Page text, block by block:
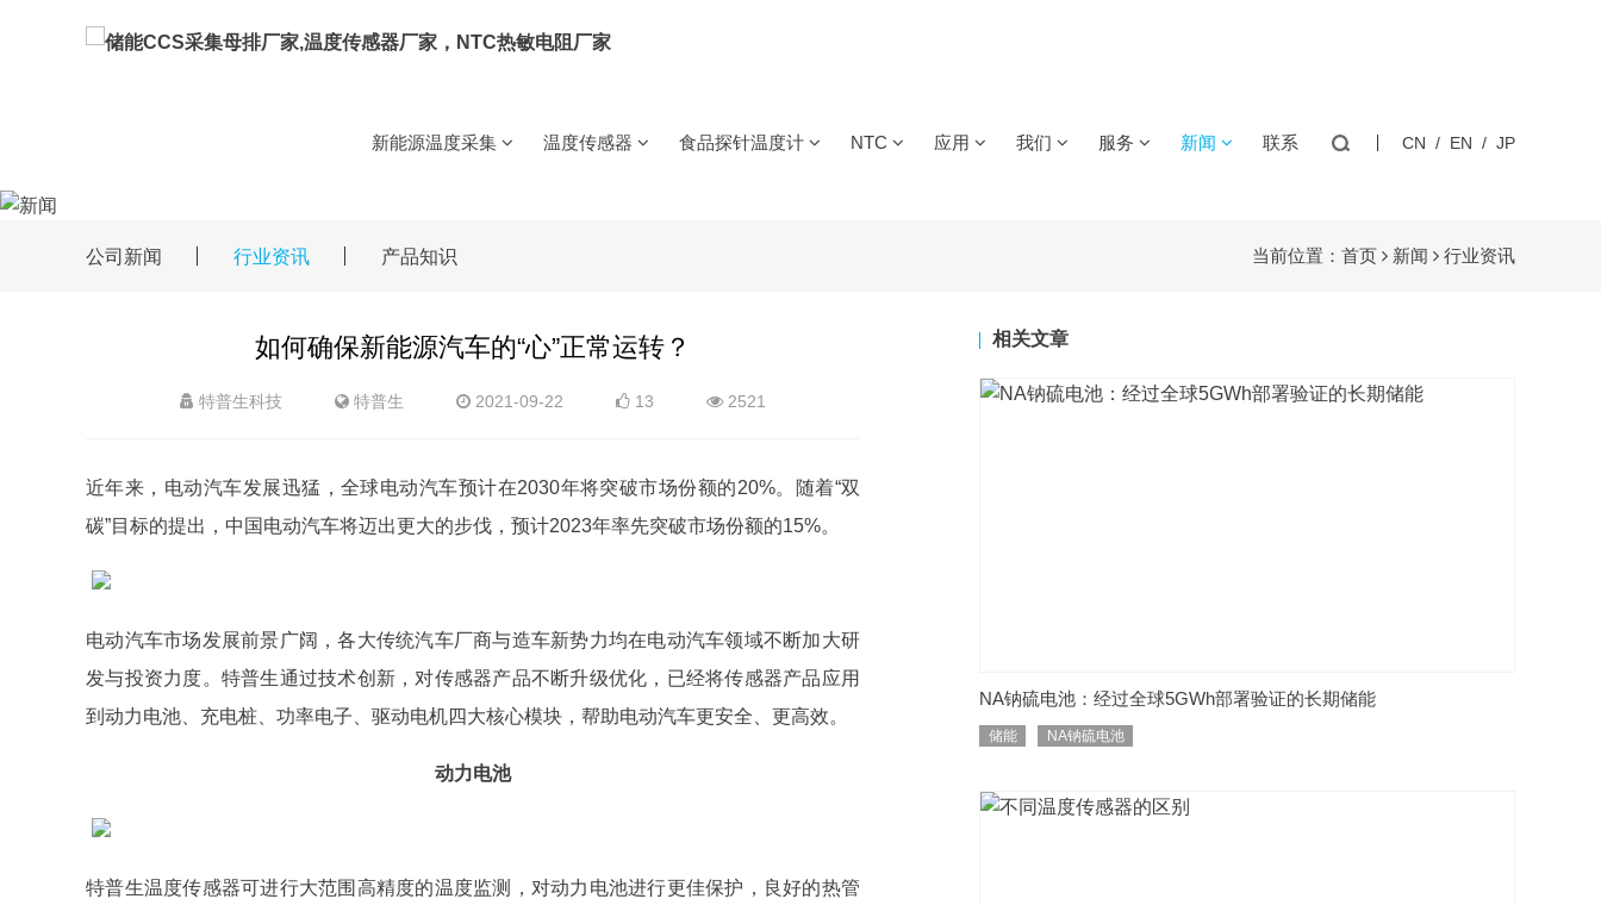
新能源温度采集
充电桩/枪
充电模块
逆变器
锂电化成分容设
梯次电池回收
IDC数据中心
温度传感器
工业类
电气火灾
医疗高精度
咖啡机/水壶
食品探针温度计
无线食品探针 有线食品探针
NTC
NTC热敏电阻
NTC热敏电阻
PT铂电阻 高温铂电阻PT1000 高温铂电阻PT200 高温铂电阻PT100
应用
智慧电器温度采集
储能CCS集成采集母排方案
束
储能温控温度传感器 新能源充电枪/桩/用温度传感器
储能消防用温度传感器 锂电池用温度传感器
特普生自研NTC芯片的储能CCS集成采集母排，一体化研制，一致性品质。
我们
荣誉资质
VIP客户
服务 新闻 联系 CN / EN / JP
公司新闻 行业资讯 产品知识 当前位置： 首页 新闻 行业资讯
如何确保新能源汽车的“心”正常运转？
特普生科技 特普生 2021-09-22 13 2521
近年来，电动汽车发展迅猛，全球电动汽车预计在2030年将突破市场份额的20%。随着“双
碳”目标的提出，中国电动汽车将迈出更大的步伐，预计2023年率先突破市场份额的15%。
电动汽车市场发展前景广阔，各大传统汽车厂商与造车新势力均在电动汽车领域不断加大研
发与投资力度。特普生通过技术创新，对传感器产品不断升级优化，已经将传感器产品应用
到动力电池、充电桩、功率电子、驱动电机四大核心模块，帮助电动汽车更安全、更高效。
动力电池
特普生温度传感器可进行大范围高精度的温度监测，对动力电池进行更佳保护，良好的热管
相关文章
NA钠硫电池：经过全球5GWh部署验证的长期储能
储能 NA钠硫电池